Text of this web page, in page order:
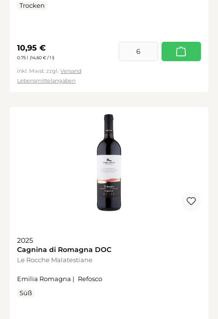
Trocken
Regulärer Preis:
10,95 €
0.75 l (14,60 € / 1 l)
inkl. Mwst. zzgl. Versand
Lebensmittelangaben
2025
Cagnina di Romagna DOC
Le Rocche Malatestiane
Emilia Romagna | Refosco
Süß